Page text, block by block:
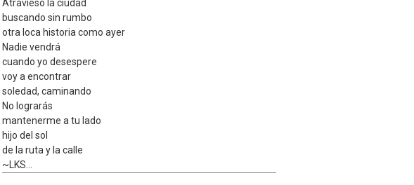
Atravieso la ciudad
buscando sin rumbo
otra loca historia como ayer
Nadie vendrá
cuando yo desespere
voy a encontrar
soledad, caminando
No lograrás
mantenerme a tu lado
hijo del sol
de la ruta y la calle
~LKS...